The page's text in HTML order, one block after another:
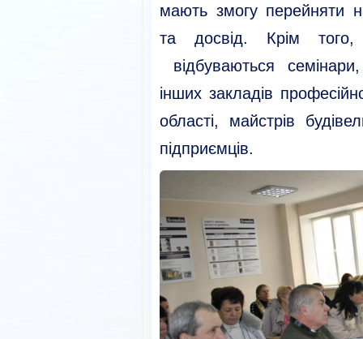
мають змогу перейняти
та досвід. Крім
відбуваються
інших закладів
області, майстрів
підприємців.